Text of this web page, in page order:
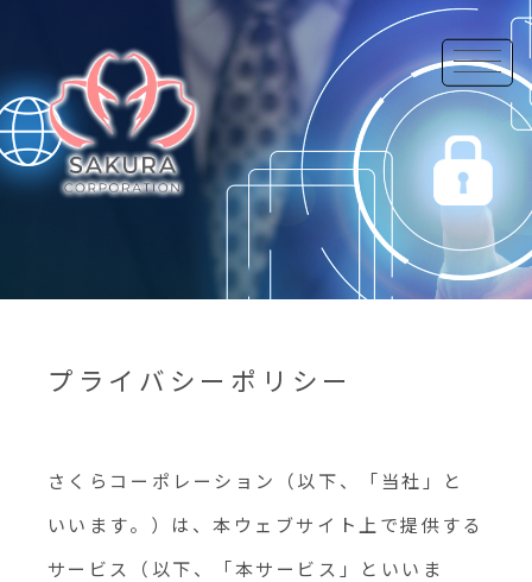
プライバシーポリシー
さくらコーポレーション（以下、「当社」と
いいます。）は、本ウェブサイト上で提供する
サービス（以下、「本サービス」といいま